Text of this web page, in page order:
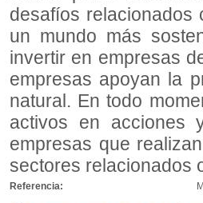
desafíos
un mundo más
invertir en empresas
empresas apoyan la
natural. En todo
activos en acciones
empresas que
sectores relacionados
Referencia: